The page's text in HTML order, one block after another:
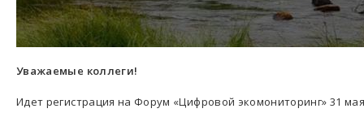
Уважаемые коллеги!
Идет регистрация на Форум «Цифровой экомониторинг» 31